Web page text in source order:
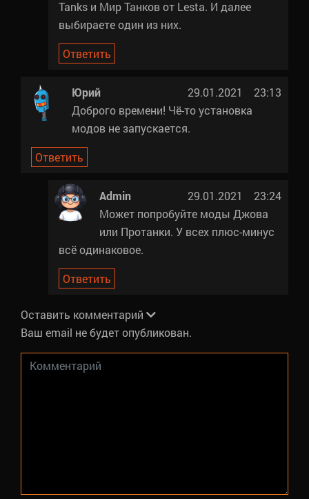
Tanks и Мир Танков от Lesta. И далее
выбираете один из них.
Ответить
Юрий
29.01.2021 23:13
Доброго времени! Чё-то установка
модов не запускается.
Ответить
Admin
29.01.2021 23:24
Может попробуйте моды Джова
или Протанки. У всех плюс-минус
всё одинаковое.
Ответить
Оставить комментарий
Ваш email не будет опубликован.